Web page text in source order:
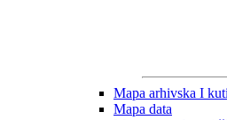
Mapa arhivska I
Mapa data